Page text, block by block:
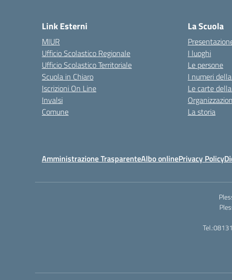
Link Esterni
MIUR
Ufficio Scolastico Regionale
Ufficio Scolastico Territoriale
Scuola in Chiaro
Iscrizioni On Line
Invalsi
Comune
La Scuola
I luoghi
Le persone
I numeri
Le carte
La storia
Amministrazione TrasparenteAlbo onlinePrivacy Policy